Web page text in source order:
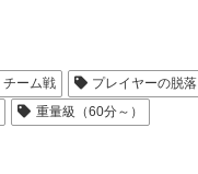
チーム戦
プレイヤーの脱落
重量級（60分～）